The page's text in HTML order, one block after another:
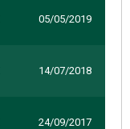
05/05/2019
14/07/2018
24/09/2017